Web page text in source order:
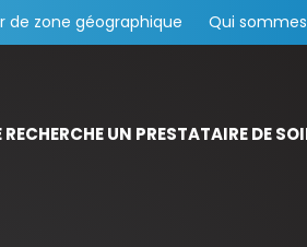
de zone géographique Qui
RECHERCHE UN PRESTATAIRE DE